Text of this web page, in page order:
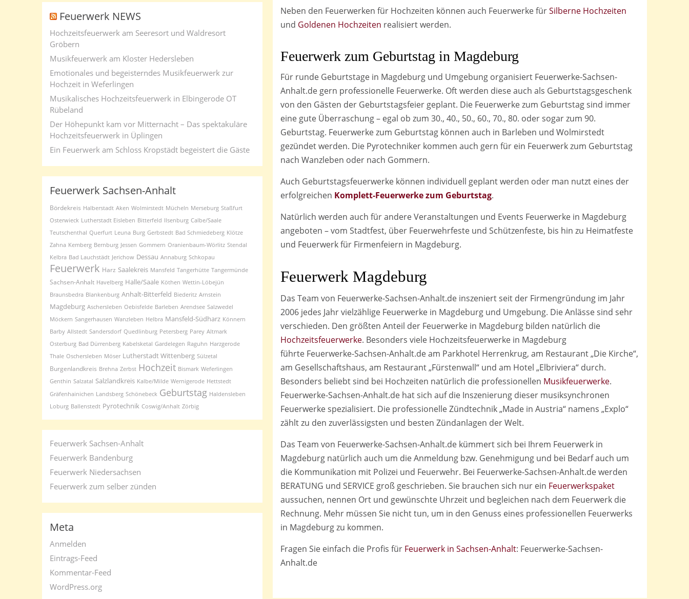
Feuerwerk NEWS
Hochzeitsfeuerwerk am Seeresort und Waldresort
Gröbern
Musikfeuerwerk am Kloster Hedersleben
Emotionales und begeisterndes Musikfeuerwerk zur
Hochzeit in Weferlingen
Musikalisches Hochzeitsfeuerwerk in Elbingerode OT
Rübeland
Der Höhepunkt kam vor Mitternacht – Das spektakuläre
Hochzeitsfeuerwerk in Üplingen
Ein Feuerwerk am Schloss Kropstädt begeistert die Gäste
Feuerwerk Sachsen-Anhalt
Bördekreis Halberstadt Aken Wolmirstedt Mücheln Merseburg Staßfurt
Osterwieck Lutherstadt Eisleben Bitterfeld Ilsenburg Calbe/Saale
Teutschenthal Querfurt Leuna Burg Gerbstedt Bad Schmiedeberg Klötze
Zahna Kemberg Bernburg Jessen Gommern Oranienbaum-Wörlitz Stendal
Kelbra Bad Lauchstädt Jerichow Dessau Annaburg Schkopau
Feuerwerk Harz Saalekreis Mansfeld Tangerhütte Tangermünde
Sachsen-Anhalt Havelberg Halle/Saale Köthen Wettin-Löbejün
Braunsbedra Blankenburg Anhalt-Bitterfeld Biederitz Arnstein
Magdeburg Aschersleben Oebisfelde Barleben Arendsee Salzwedel
Möckern Sangerhausen Wanzleben Helbra Mansfeld-Südharz Könnern
Barby Allstedt Sandersdorf Quedlinburg Petersberg Parey Altmark
Osterburg Bad Dürrenberg Kabelsketal Gardelegen Raguhn Harzgerode
Thale Oschersleben Möser Lutherstadt Wittenberg Sülzetal
Burgenlandkreis Brehna Zerbst Hochzeit Bismark Weferlingen
Genthin Salzatal Salzlandkreis Kalbe/Milde Wernigerode Hettstedt
Gräfenhainichen Landsberg Schönebeck Geburtstag Haldensleben
Loburg Ballenstedt Pyrotechnik Coswig/Anhalt Zörbig
Feuerwerk Sachsen-Anhalt
Feuerwerk Bandenburg
Feuerwerk Niedersachsen
Feuerwerk zum selber zünden
Meta
Anmelden
Eintrags-Feed
Kommentar-Feed
WordPress.org
Neben den Feuerwerken für Hochzeiten können auch Feuerwerke fürSilberne Hochzeiten
und Goldenen Hochzeiten realisiert werden.
Feuerwerk zum Geburtstag in Magdeburg
Für runde Geburtstage in Magdeburg und Umgebung organisiert Feuerwerke-Sachsen-
Anhalt.de gern professionelle Feuerwerke. Oft werden diese auch als Geburtstagsgeschenk
von den Gästen der Geburtstagsfeier geplant. Die Feuerwerke zum Geburtstag sind immer
eine gute Überraschung – egal ob zum 30., 40., 50., 60., 70., 80. oder sogar zum 90.
Geburtstag. Feuerwerke zum Geburtstag können auch in Barleben und Wolmirstedt
gezündet werden. Die Pyrotechniker kommen auch gern für ein Feuerwerk zum Geburtstag
nach Wanzleben oder nach Gommern.
Auch Geburtstagsfeuerwerke können individuell geplant werden oder man nutzt eines der
erfolgreichen Komplett-Feuerwerke zum Geburtstag.
Natürlich werden auch für andere Veranstaltungen und Events Feuerwerke in Magdeburg
angeboten – vom Stadtfest, über Feuerwehrfeste und Schützenfeste, bis hin zu Heimatfeste
und Feuerwerk für Firmenfeiern in Magdeburg.
Feuerwerk Magdeburg
Das Team von Feuerwerke-Sachsen-Anhalt.de inszeniert seit der Firmengründung im Jahr
2006 jedes Jahr vielzählige Feuerwerke in Magdeburg und Umgebung. Die Anlässe sind sehr
verschieden. Den größten Anteil der Feuerwerke in Magdeburg bilden natürlich die
Hochzeitsfeuerwerke. Besonders viele Hochzeitsfeuerwerke in Magdeburg
führte Feuerwerke-Sachsen-Anhalt.de am Parkhotel Herrenkrug, am Restaurant „Die Kirche“,
am Gesellschaftshaus, am Restaurant „Fürstenwall“ und am Hotel „Elbriviera“ durch.
Besonders beliebt sind bei Hochzeiten natürlich die professionellen Musikfeuerwerke.
Feuerwerke-Sachsen-Anhalt.de hat sich auf die Inszenierung dieser musiksynchronen
Feuerwerke spezialisiert. Die professionelle Zündtechnik „Made in Austria“ namens „Explo“
zählt zu den zuverlässigsten und besten Zündanlagen der Welt.
Das Team von Feuerwerke-Sachsen-Anhalt.de kümmert sich bei Ihrem Feuerwerk in
Magdeburg natürlich auch um die Anmeldung bzw. Genehmigung und bei Bedarf auch um
die Kommunikation mit Polizei und Feuerwehr. Bei Feuerwerke-Sachsen-Anhalt.de werden
BERATUNG und SERVICE groß geschrieben. Sie brauchen sich nur ein Feuerwerkspaket
aussuchen, nennen Ort und gewünschte Uhrzeit und begleichen nach dem Feuerwerk die
Rechnung. Mehr müssen Sie nicht tun, um in den Genuss eines professionellen Feuerwerks
in Magdeburg zu kommen.
Fragen Sie einfach die Profis für Feuerwerk in Sachsen-Anhalt: Feuerwerke-Sachsen-
Anhalt.de